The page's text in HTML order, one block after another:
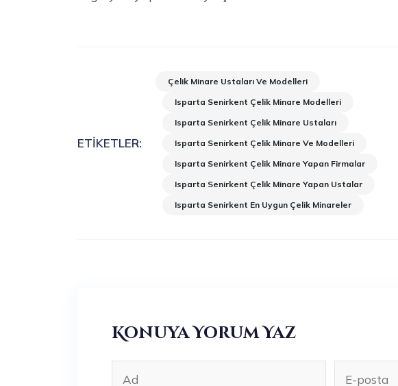
ETIKETLER:
Çelik Minare Ustaları Ve Modelleri
Isparta Senirkent Çelik Minare Modelleri
Isparta Senirkent Çelik Minare Ustaları
Isparta Senirkent Çelik Minare Ve Modelleri
Isparta Senirkent Çelik Minare Yapan Firmalar
Isparta Senirkent Çelik Minare Yapan Ustalar
Isparta Senirkent En Uygun Çelik Minareler
Konuya Yorum Yaz